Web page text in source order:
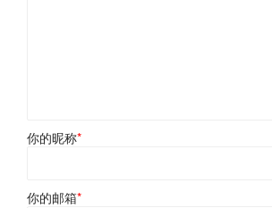
你的昵称*
你的邮箱*